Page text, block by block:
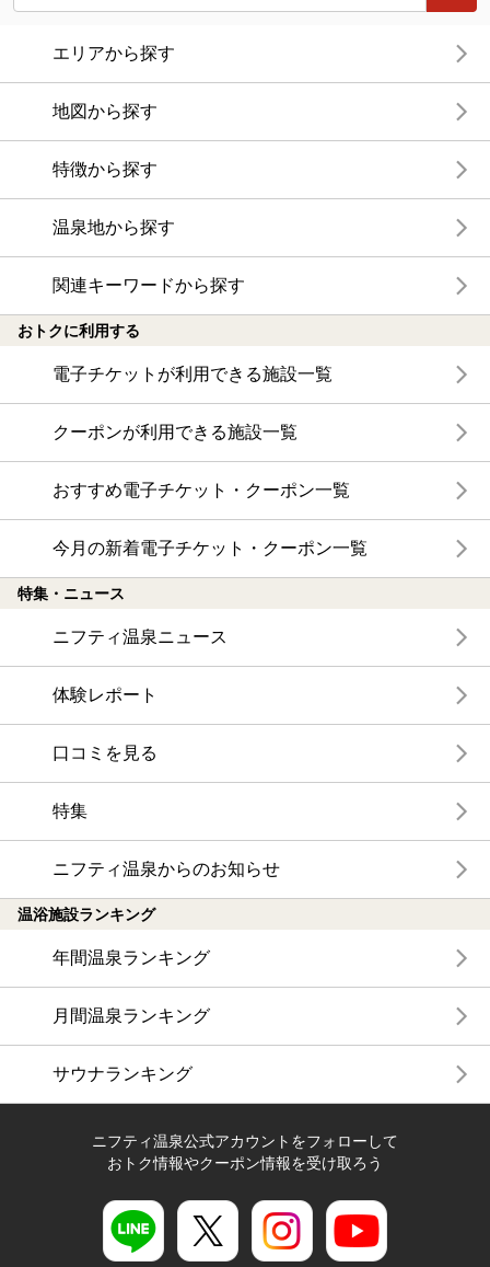
エリアから探す
地図から探す
特徴から探す
温泉地から探す
関連キーワードから探す
おトクに利用する
電子チケットが利用できる施設一覧
クーポンが利用できる施設一覧
おすすめ電子チケット・クーポン一覧
今月の新着電子チケット・クーポン一覧
特集・ニュース
ニフティ温泉ニュース
体験レポート
口コミを見る
特集
ニフティ温泉からのお知らせ
温浴施設ランキング
年間温泉ランキング
月間温泉ランキング
サウナランキング
ニフティ温泉公式アカウントをフォローして
おトク情報やクーポン情報を受け取ろう